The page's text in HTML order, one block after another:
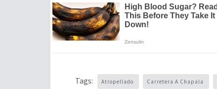
Tags: Atropellado Carretera A Chapala